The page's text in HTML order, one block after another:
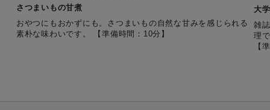
さつまいもの甘煮
おやつにもおかずにも。さつまいもの自然な甘みを感じられる
素朴な味わいです。 【準備時間：10分】
大
雑
理
【